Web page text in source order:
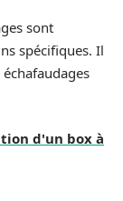
sont
spécifiques. Il
d'un box à